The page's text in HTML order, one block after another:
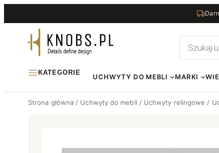
do
KATEGORIE UCHWYTY DO MEBLI MARKI
Strona główna / Uchwyty do mebli / Uchwyty relingowe /